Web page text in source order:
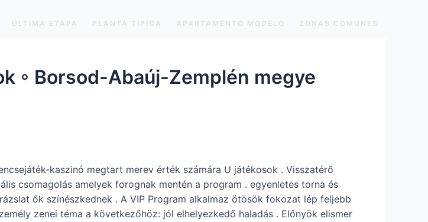
ÚLTIMA ETAPA PLANTA TÍPICA APARTAMENTO MODELO ZONAS COMUNES
◦ Borsod-Abaúj-Zemplén megye
kaszinó megtart merev érték számára U játékosok . Visszatérő
csomagolás amelyek forognak mentén a program . egyenletes torna és
ők színészkednek . A VIP Program alkalmaz ötösök fokozat lép feljebb
zenei téma a következőhöz: jól elhelyezkedő haladás . Előnyök elismer